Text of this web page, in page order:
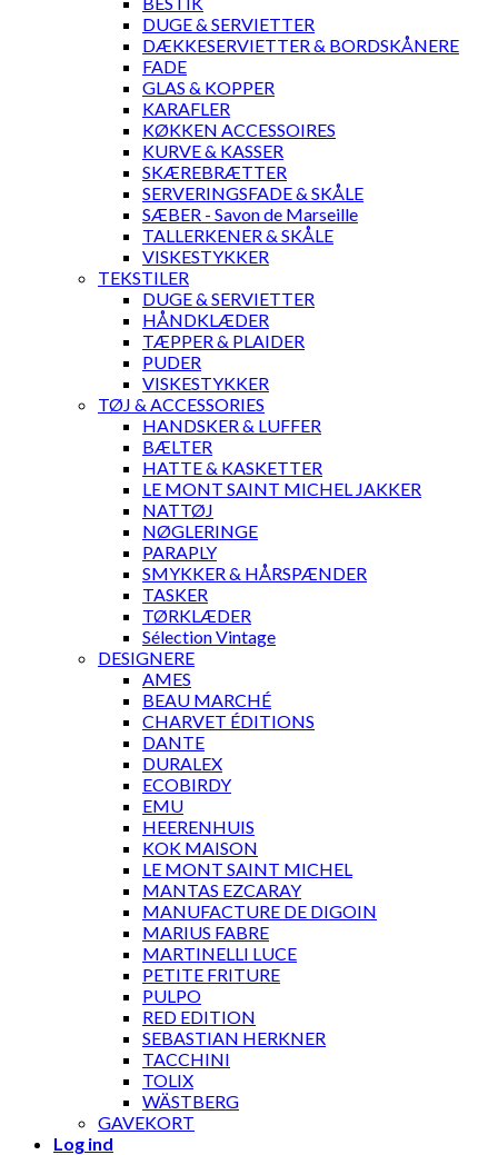
DUGE & SERVIETTER
DÆKKESERVIETTER & BORDSKÅNERE
FADE
GLAS & KOPPER
KARAFLER
KØKKEN ACCESSOIRES
KURVE & KASSER
SKÆREBRÆTTER
SERVERINGSFADE & SKÅLE
SÆBER - Savon de Marseille
TALLERKENER & SKÅLE
VISKESTYKKER
TEKSTILER
DUGE & SERVIETTER
HÅNDKLÆDER
TÆPPER & PLAIDER
PUDER
VISKESTYKKER
TØJ & ACCESSORIES
HANDSKER & LUFFER
BÆLTER
HATTE & KASKETTER
LE MONT SAINT MICHEL JAKKER
NATTØJ
NØGLERINGE
PARAPLY
SMYKKER & HÅRSPÆNDER
TASKER
TØRKLÆDER
Sélection Vintage
DESIGNERE
AMES
BEAU MARCHÉ
CHARVET ÉDITIONS
DANTE
DURALEX
ECOBIRDY
EMU
HEERENHUIS
KOK MAISON
LE MONT SAINT MICHEL
MANTAS EZCARAY
MANUFACTURE DE DIGOIN
MARIUS FABRE
MARTINELLI LUCE
PETITE FRITURE
PULPO
RED EDITION
SEBASTIAN HERKNER
TACCHINI
TOLIX
WÄSTBERG
GAVEKORT
Log ind